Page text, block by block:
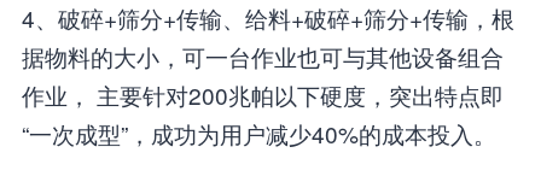
4、破碎+筛分+传输、给料+破碎+筛分+传输，根
据物料的大小，可一台作业也可与其他设备组合
作业， 主要针对200兆帕以下硬度，突出特点即
“一次成型”，成功为用户减少40%的成本投入。